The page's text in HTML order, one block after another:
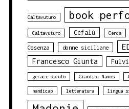
Caltavuturo book
Caltavuturo Cefalù Cerda
Cosenza donne siciliane
Francesco Giunta
geraci siculo Giardini Naxos
handicap letteratura lingua